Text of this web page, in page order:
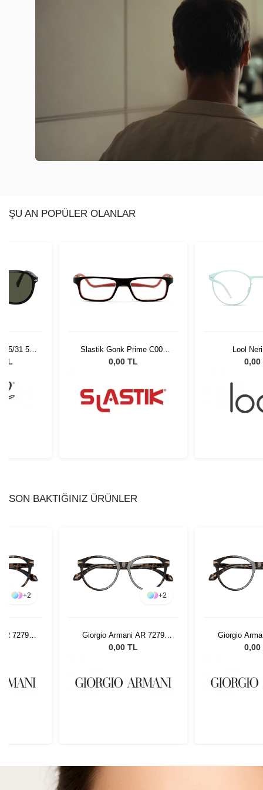
ŞU AN POPÜLER OLANLAR
95/31 55
TL
Slastik Gonk Prime C004
Opt 1055861
0,00 TL
Lool
0,00
SON BAKTIĞINIZ ÜRÜNLER
+2
7279
+2
Giorgio Armani AR 7279
6235 52
0,00 TL
Giorgio
6235
0,00